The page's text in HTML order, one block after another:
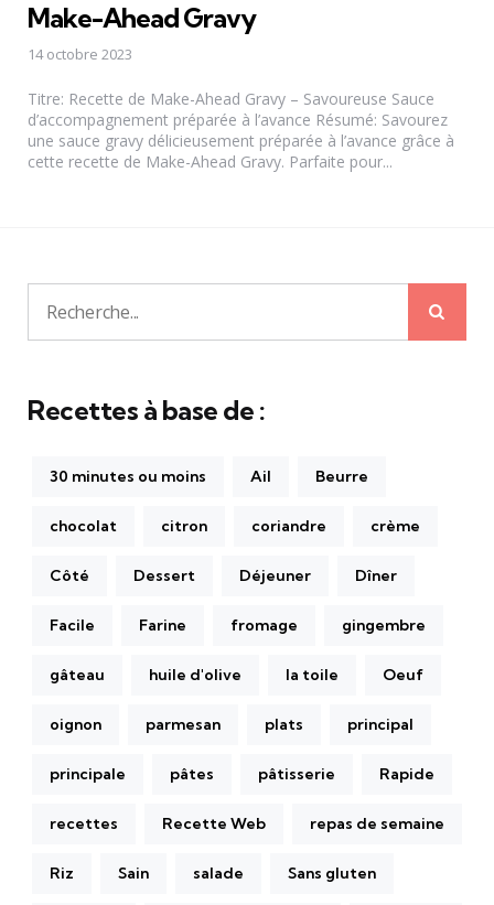
Make-Ahead Gravy
14 octobre 2023
Titre: Recette de Make-Ahead Gravy – Savoureuse Sauce
d’accompagnement préparée à l’avance Résumé: Savourez
une sauce gravy délicieusement préparée à l’avance grâce à
cette recette de Make-Ahead Gravy. Parfaite pour...
Recherche
pour:
Recettes à base de :
30 minutes ou moins Ail Beurre
chocolat citron coriandre crème
Côté Dessert Déjeuner Dîner
Facile Farine fromage gingembre
gâteau huile d'olive la toile Oeuf
oignon parmesan plats principal
principale pâtes pâtisserie Rapide
recettes Recette Web repas de semaine
Riz Sain salade Sans gluten